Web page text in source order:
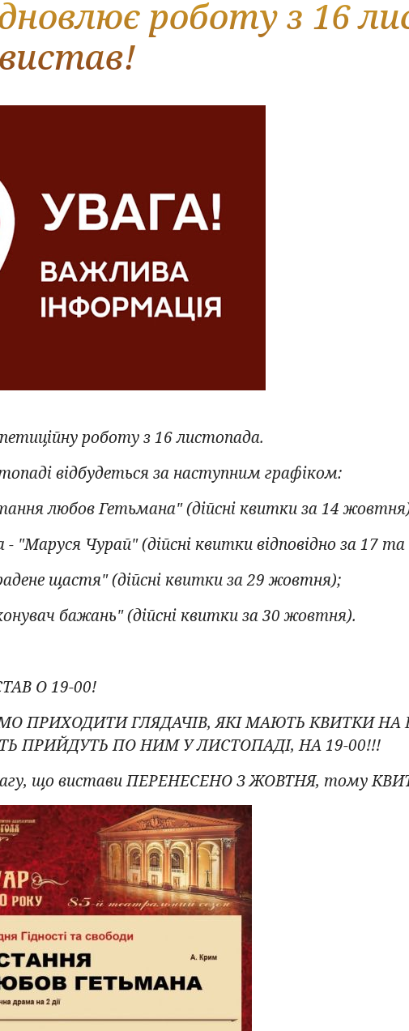
роботу з 16
роботу з 16 листопада.
відбудеться за наступним графіком:
любов Гетьмана" (дійсні квитки за 14
"Маруся Чурай" (дійсні квитки відповідно за 17
щастя" (дійсні квитки за 29 жовтня);
бажань" (дійсні квитки за 30 жовтня).
О 19-00!
ПРИХОДИТИ ГЛЯДАЧІВ, ЯКІ МАЮТЬ КВИТКИ НА
ПРИЙДУТЬ ПО НИМ У ЛИСТОПАДІ, НА 19-00!!!
що вистави ПЕРЕНЕСЕНО З ЖОВТНЯ, тому